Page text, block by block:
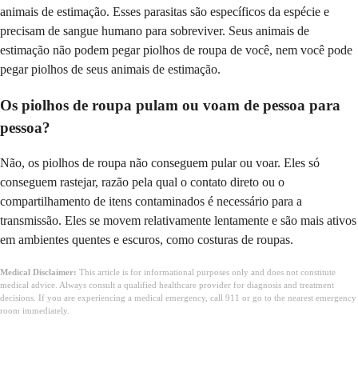
animais de estimação. Esses parasitas são específicos da espécie e
precisam de sangue humano para sobreviver. Seus animais de
estimação não podem pegar piolhos de roupa de você, nem você pode
pegar piolhos de seus animais de estimação.
Os piolhos de roupa pulam ou voam de pessoa para
pessoa?
Não, os piolhos de roupa não conseguem pular ou voar. Eles só
conseguem rastejar, razão pela qual o contato direto ou o
compartilhamento de itens contaminados é necessário para a
transmissão. Eles se movem relativamente lentamente e são mais ativos
em ambientes quentes e escuros, como costuras de roupas.
Medical Disclaimer: This article is for informational purposes only and does not constitute
medical advice. Always consult a qualified healthcare provider for diagnosis and treatment
decisions. If you are experiencing a medical emergency, call 911 or go to the nearest emergency
room immediately.